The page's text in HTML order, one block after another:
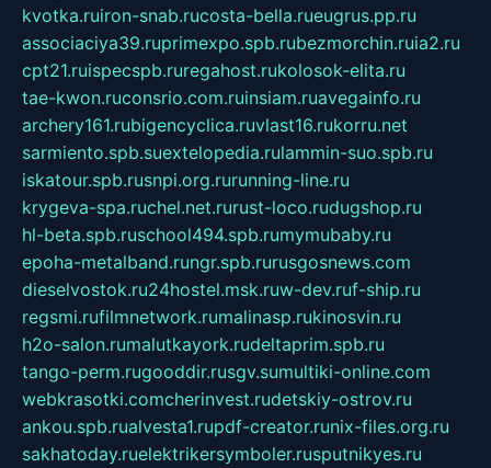
kvotka.ruiron-snab.rucosta-bella.rueugrus.pp.ru
associaciya39.ruprimexpo.spb.rubezmorchin.ruia2.ru
cpt21.ruispecspb.ruregahost.rukolosok-elita.ru
tae-kwon.ruconsrio.com.ruinsiam.ruavegainfo.ru
archery161.rubigencyclica.ruvlast16.rukorru.net
sarmiento.spb.suextelopedia.rulammin-suo.spb.ru
iskatour.spb.rusnpi.org.rurunning-line.ru
krygeva-spa.ruchel.net.rurust-loco.rudugshop.ru
hl-beta.spb.ruschool494.spb.rumymubaby.ru
epoha-metalband.rungr.spb.rurusgosnews.com
dieselvostok.ru24hostel.msk.ruw-dev.ruf-ship.ru
regsmi.rufilmnetwork.rumalinasp.rukinosvin.ru
h2o-salon.rumalutkayork.rudeltaprim.spb.ru
tango-perm.rugooddir.rusgv.sumultiki-online.com
webkrasotki.comcherinvest.rudetskiy-ostrov.ru
ankou.spb.rualvesta1.rupdf-creator.runix-files.org.ru
sakhatoday.ruelektrikersymboler.rusputnikyes.ru